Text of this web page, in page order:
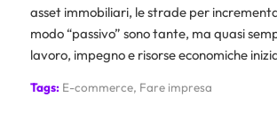
asset immobiliari, le strade per
modo “passivo” sono tante, ma quasi
lavoro, impegno e risorse economiche
Tags: E-commerce, Fare impresa